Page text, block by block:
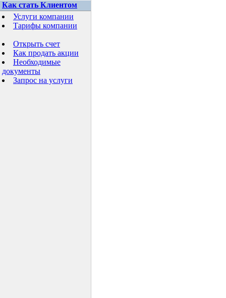
Как стать Клиентом
Услуги компании
Тарифы компании
Открыть счет
Как продать акции
Необходимые
документы
Запрос на услуги